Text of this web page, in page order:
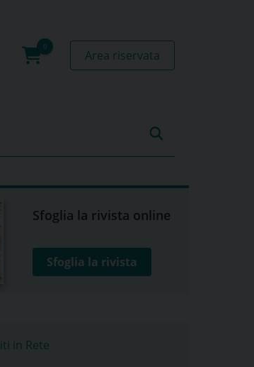
0
Area riservata
Sfoglia la rivista online
Sfoglia la rivista